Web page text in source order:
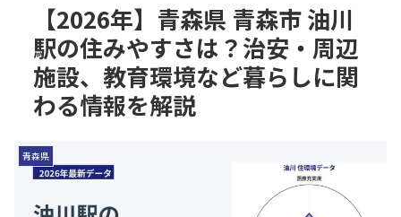
【2026年】青森県 青森市 油川
駅の住みやすさは？治安・周辺
施設、教育環境など暮らしに関
わる情報を解説
青森県